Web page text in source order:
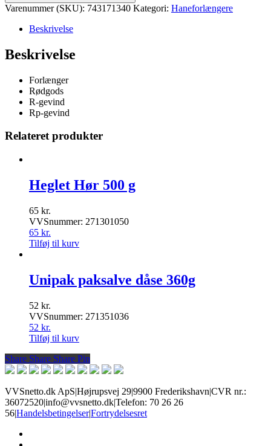
muffe/nippel,
antal
Varenummer (SKU): 743171340 Kategori: Haneforlængere
Beskrivelse
Beskrivelse
Forlænger
Rødgods
R-gevind
Rp-gevind
Relateret produkter
Heglet Hør 500 g
65 kr.
VVSnummer: 271301050
65 kr.
Tilføj til kurv
Unipak paksalve dåse 360g
52 kr.
VVSnummer: 271351036
52 kr.
Tilføj til kurv
Share
Share Share Share Pin
VVSnetto.dk ApS|Højrupsvej 29|9900 Frederikshavn|CVR nr.:
36072520|info@vvsnetto.dk|Telefon: 70 26 26
56|Handelsbetingelser|Fortrydelsesret